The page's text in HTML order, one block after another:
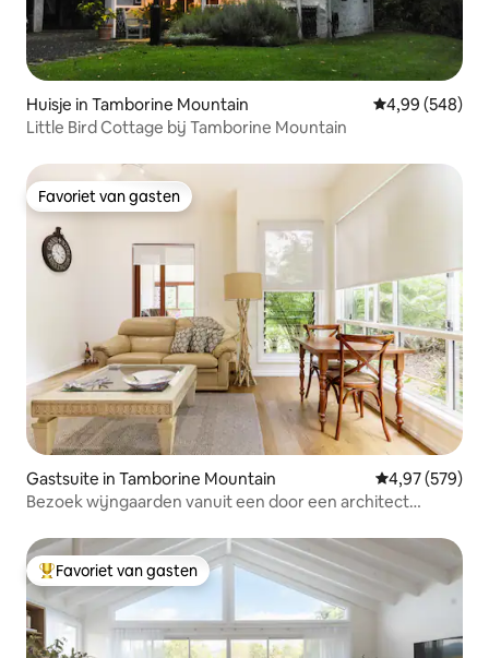
Huisje in Tamborine Mountain Gemiddelde
4,99 (548)
Little Bird Cottage bij Tamborine Mountain
Favoriet van gasten
Favoriet van gasten
Gastsuite in Tamborine Mountain Gemiddelde
4,97 (579)
Bezoek wijngaarden vanuit een door een architect
Topfavoriet van gasten
Favoriet van gasten